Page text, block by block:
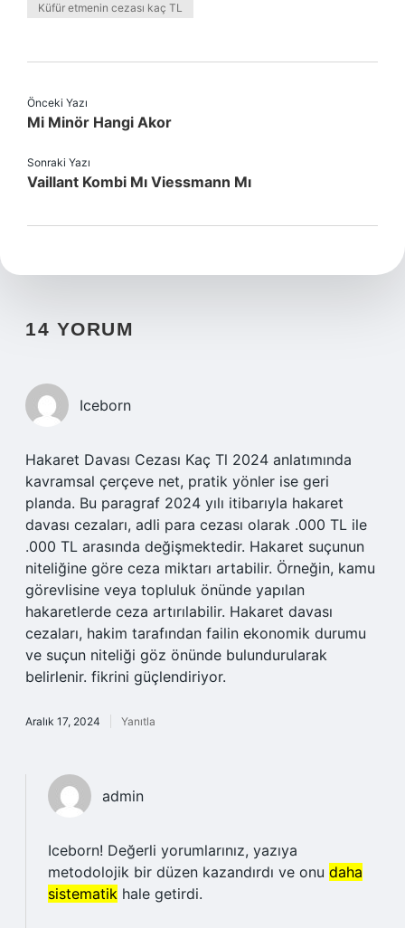
Küfür etmenin cezası kaç TL
Önceki Yazı
Mi Minör Hangi Akor
Sonraki Yazı
Vaillant Kombi Mı Viessmann Mı
14 YORUM
Iceborn
Hakaret Davası Cezası Kaç Tl 2024 anlatımında
kavramsal çerçeve net, pratik yönler ise geri
planda. Bu paragraf 2024 yılı itibarıyla hakaret
davası cezaları, adli para cezası olarak .000 TL ile
.000 TL arasında değişmektedir. Hakaret suçunun
niteliğine göre ceza miktarı artabilir. Örneğin, kamu
görevlisine veya topluluk önünde yapılan
hakaretlerde ceza artırılabilir. Hakaret davası
cezaları, hakim tarafından failin ekonomik durumu
ve suçun niteliği göz önünde bulundurularak
belirlenir. fikrini güçlendiriyor.
Aralık 17, 2024 Yanıtla
admin
Iceborn! Değerli yorumlarınız, yazıya
metodolojik bir düzen kazandırdı ve onu daha
sistematik hale getirdi.